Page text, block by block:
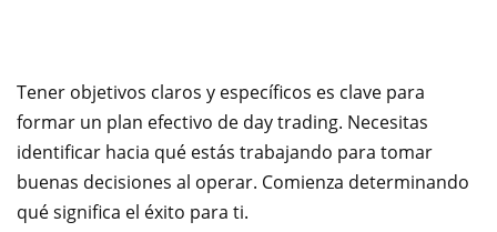
Tener objetivos claros y específicos es clave para
formar un plan efectivo de day trading. Necesitas
identificar hacia qué estás trabajando para tomar
buenas decisiones al operar. Comienza determinando
qué significa el éxito para ti.